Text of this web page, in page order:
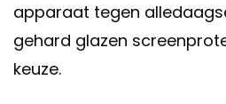
apparaat tegen
gehard glazen
keuze.